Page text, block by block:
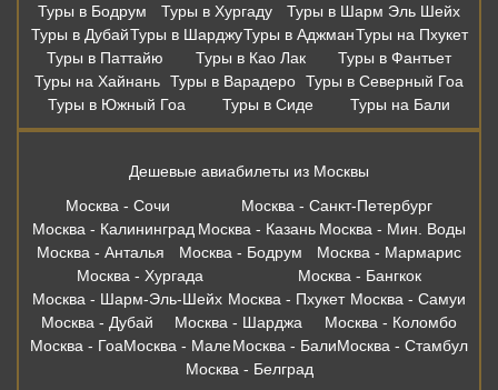
Туры в Бодрум
Туры в Хургаду
Туры в Шарм Эль Шейх
Туры в ДубайТуры в ШарджуТуры в АджманТуры на Пхукет
Туры в Паттайю
Туры в Као Лак
Туры в Фантьет
Туры на Хайнань Туры в Варадеро Туры в Северный Гоа
Туры в Южный Гоа
Туры в Сиде Туры на Бали
Дешевые авиабилеты из Москвы
Москва - Сочи
Москва - Санкт-Петербург
Москва - Калининград Москва - Казань Москва - Мин. Воды
Москва - Анталья
Москва - Бодрум
Москва - Мармарис
Москва - Хургада
Москва - Бангкок
Москва - Шарм-Эль-Шейх Москва - Пхукет Москва - Самуи
Москва - Дубай
Москва - Шарджа
Москва - Коломбо
Москва - ГоаМосква - МалеМосква - БалиМосква - Стамбул
Москва - Белград